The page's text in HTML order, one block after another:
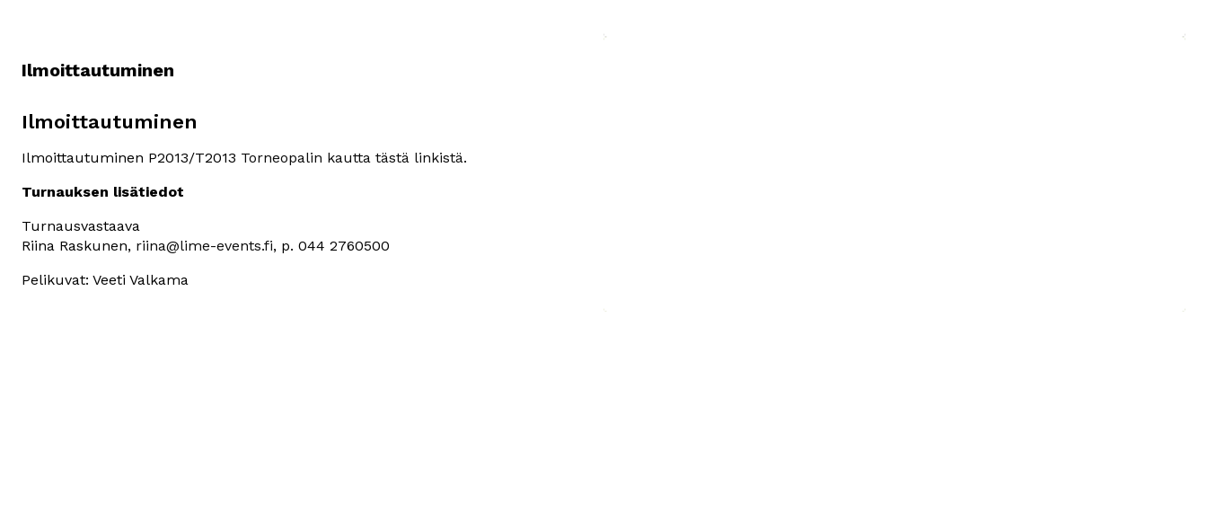
Ilmoittautuminen
Ilmoittautuminen
Ilmoittautuminen P2013/T2013 Torneopalin kautta tästä linkistä.
Turnauksen lisätiedot
Turnausvastaava
Riina Raskunen, riina@lime-events.fi, p. 044 2760500
Pelikuvat: Veeti Valkama